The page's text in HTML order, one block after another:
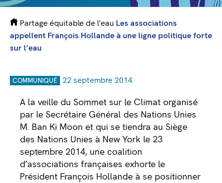
Partage équitable de l'eau Les associations
appellent François Hollande à une ligne politique forte
sur l’eau
COMMUNIQUÉ 22 septembre 2014
A la veille du Sommet sur le Climat organisé
par le Secrétaire Général des Nations Unies
M. Ban Ki Moon et qui se tiendra au Siège
des Nations Unies à New York le 23
septembre 2014, une coalition
d’associations françaises exhorte le
Président François Hollande à se positionner